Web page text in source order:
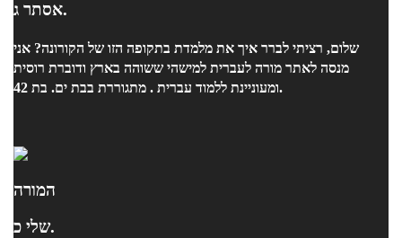
אסתר ג.
שלום, רציתי לברר איך את מלמדת בתקופה הזו של הקורונה? אני
מנסה לאתר מורה לעברית למישהי ששוהה בארץ ודוברת רוסית
ומעוניינת ללמוד עברית . מתגוררת בבת ים. בת 42.
המורה
שלי כ.